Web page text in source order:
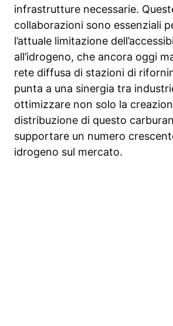
infrastrutture necessarie.
collaborazioni sono essenziali
l’attuale limitazione
all’idrogeno, che ancora oggi
rete diffusa di stazioni di
punta a una sinergia tra
ottimizzare non solo la
distribuzione di questo
supportare un numero
idrogeno sul mercato.